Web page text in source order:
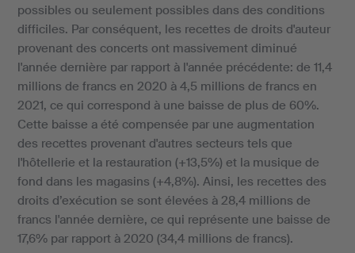
possibles ou seulement possibles dans des conditions
difficiles. Par conséquent, les recettes de droits d'auteur
provenant des concerts ont massivement diminué
l'année dernière par rapport à l'année précédente: de 11,4
millions de francs en 2020 à 4,5 millions de francs en
2021, ce qui correspond à une baisse de plus de 60%.
Cette baisse a été compensée par une augmentation
des recettes provenant d'autres secteurs tels que
l'hôtellerie et la restauration (+13,5%) et la musique de
fond dans les magasins (+4,8%). Ainsi, les recettes des
droits d’exécution se sont élevées à 28,4 millions de
francs l'année dernière, ce qui représente une baisse de
17,6% par rapport à 2020 (34,4 millions de francs).